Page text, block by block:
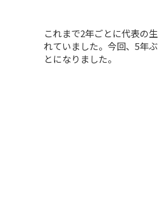
これまで2年ごとに代表の
れていました。今回、5年
とになりました。